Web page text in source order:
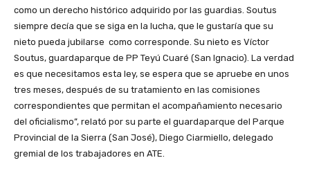
como un derecho histórico adquirido por las guardias. Soutus
siempre decía que se siga en la lucha, que le gustaría que su
nieto pueda jubilarse como corresponde. Su nieto es Víctor
Soutus, guardaparque de PP Teyú Cuaré (San Ignacio). La verdad
es que necesitamos esta ley, se espera que se apruebe en unos
tres meses, después de su tratamiento en las comisiones
correspondientes que permitan el acompañamiento necesario
del oficialismo”, relató por su parte el guardaparque del Parque
Provincial de la Sierra (San José), Diego Ciarmiello, delegado
gremial de los trabajadores en ATE.